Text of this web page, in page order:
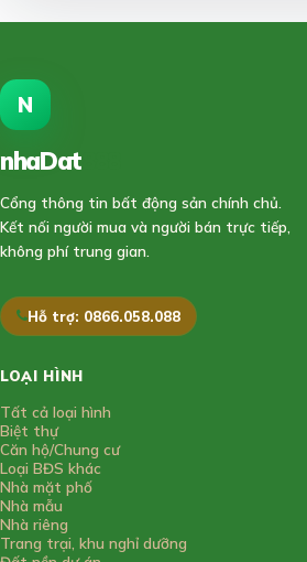
N
nhaDat
Cổng thông tin bất động sản chính chủ.
Kết nối người mua và người bán trực tiếp,
không phí trung gian.
Hỗ trợ: 0866.058.088
LOẠI HÌNH
Tất cả loại hình
Biệt thự
Căn hộ/Chung cư
Loại BĐS khác
Nhà mặt phố
Nhà mẫu
Nhà riêng
Trang trại, khu nghỉ dưỡng